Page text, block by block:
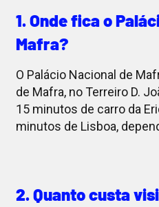
1. Onde fica o
Mafra?
O Palácio Nacional de
de Mafra, no Terreiro D.
15 minutos de carro da
minutos de Lisboa,
2. Quanto custa